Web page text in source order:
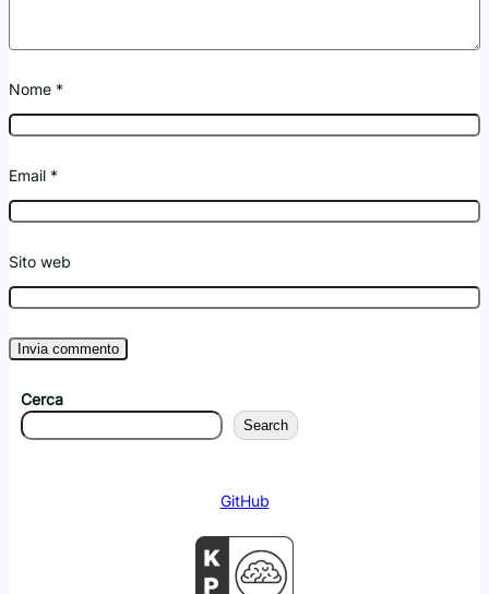
Nome *
Email *
Sito web
Cerca
Search
GitHub